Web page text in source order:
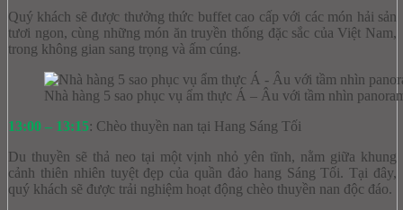
Quý khách sẽ được thưởng thức buffet cao cấp với các món hải sản
tươi ngon, cùng những món ăn truyền thống đặc sắc của Việt Nam,
trong không gian sang trọng và ấm cúng.
Nhà hàng 5 sao phục vụ ẩm thực Á – Âu với tầm nhìn
13:00 – 13:15: Chèo thuyền nan tại Hang Sáng Tối
Du thuyền sẽ thả neo tại một vịnh nhỏ yên tĩnh, nằm giữa khung
cảnh thiên nhiên tuyệt đẹp của quần đảo hang Sáng Tối. Tại đây,
quý khách sẽ được trải nghiệm hoạt động chèo thuyền nan độc đáo.